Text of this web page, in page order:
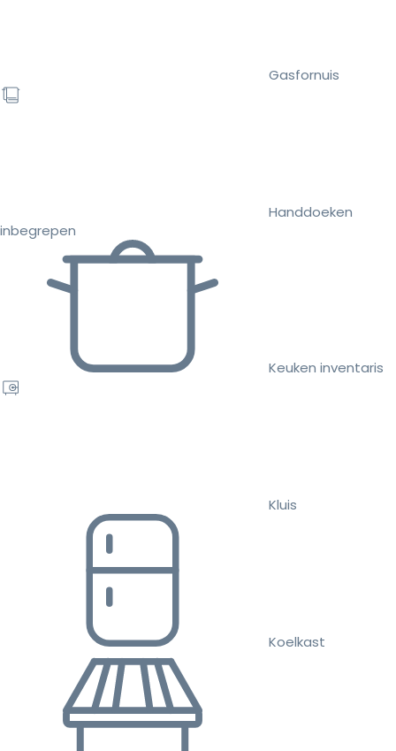
Gasfornuis
Handdoeken
inbegrepen
Keuken inventaris
Kluis
Koelkast